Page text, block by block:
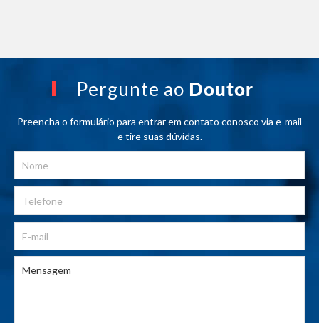
Pergunte ao Doutor
Preencha o formulário para entrar em contato conosco via e-mail
e tire suas dúvidas.